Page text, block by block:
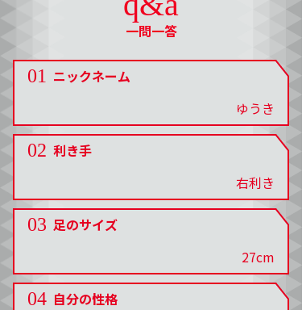
一問一答
01 ニックネーム
ゆうき
02 利き手
右利き
03 足のサイズ
27cm
04 自分の性格